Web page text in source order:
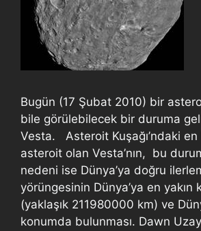
Bugün (17 Şubat 2010) bir
bile görülebilecek bir duruma
Vesta. Asteroit Kuşağı’ndaki
asteroit olan Vesta’nın, bu
nedeni ise Dünya’ya doğru
yörüngesinin Dünya’ya en yakın
(yaklaşık 211980000 km) ve
konumda bulunması. Dawn Uzay